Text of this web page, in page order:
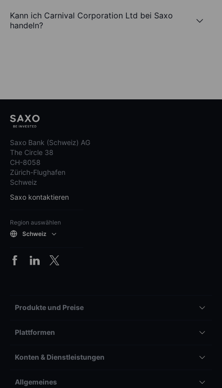
Kann ich Carnival Corporation Ltd bei Saxo
handeln?
Saxo Bank (Schweiz) AG
The Circle 38
CH-8058
Zürich-Flughafen
Schweiz
Saxo kontaktieren
Region auswählen
Schweiz
Produkte und Preise
Plattformen
Konten & Dienstleistungen
Allgemeines